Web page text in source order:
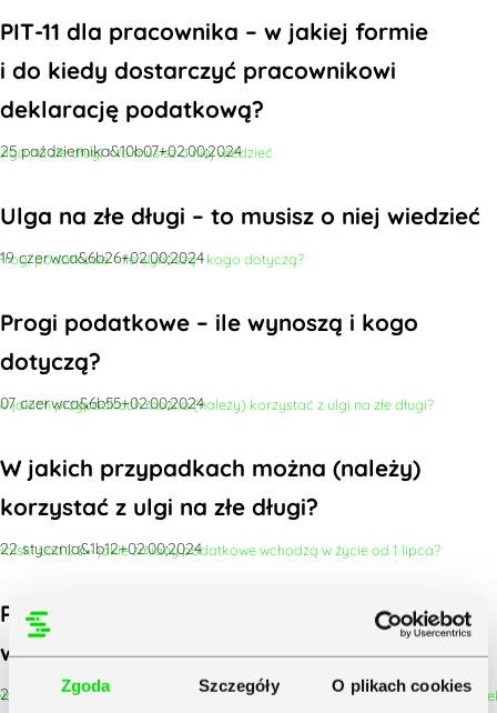
Zgoda Szczegóły O plikach cookies
PIT-11 dla pracownika – w jakiej formie
i do kiedy dostarczyć pracownikowi
deklarację podatkową?
25 października&10b07+02:00;2024
Ulga na złe długi – to musisz o niej wiedzieć
19 czerwca&6b26+02:00;2024
Progi podatkowe – ile wynoszą i kogo
dotyczą?
07 czerwca&6b55+02:00;2024
W jakich przypadkach można (należy)
korzystać z ulgi na złe długi?
22 stycznia&1b12+02:00;2024
Polski Ład 2.0 – jakie zmiany podatkowe
wchodzą w życie od 1 lipca?
29 czerwca&6b03+02:00;2022